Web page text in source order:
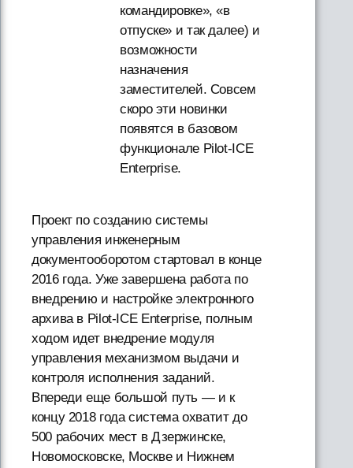
командировке», «в
отпуске» и так далее) и
возможности
назначения
заместителей. Совсем
скоро эти новинки
появятся в базовом
функционале Pilot-ICE
Enterprise.
Проект по созданию системы
управления инженерным
документооборотом стартовал в конце
2016 года. Уже завершена работа по
внедрению и настройке электронного
архива в Pilot-ICE Enterprise, полным
ходом идет внедрение модуля
управления механизмом выдачи и
контроля исполнения заданий.
Впереди еще большой путь — и к
концу 2018 года система охватит до
500 рабочих мест в Дзержинске,
Новомосковске, Москве и Нижнем